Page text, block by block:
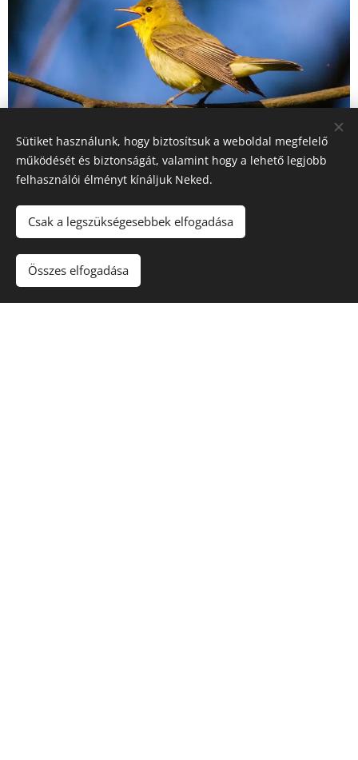
Sütiket használunk, hogy biztosítsuk a weboldal megfelelő
működését és biztonságát, valamint hogy a lehető legjobb
felhasználói élményt kínáljuk Neked.
Csak a legszükségesebbek elfogadása
Összes elfogadása